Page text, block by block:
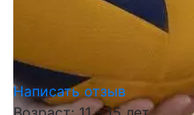
Написать отзыв